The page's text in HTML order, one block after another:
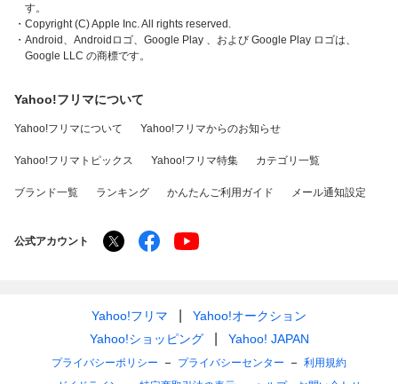
す。
・Copyright (C) Apple Inc. All rights reserved.
・Android、Androidロゴ、Google Play 、および Google Play ロゴは、
Google LLC の商標です。
Yahoo!フリマについて
Yahoo!フリマについて Yahoo!フリマからのお知らせ
Yahoo!フリマトピックス Yahoo!フリマ特集 カテゴリ一覧
ブランド一覧 ランキング かんたんご利用ガイド メール通知設定
公式アカウント
Yahoo!フリマ
Yahoo!オークション
Yahoo!ショッピング
Yahoo! JAPAN
プライバシーポリシー プライバシーセンター
利用規約